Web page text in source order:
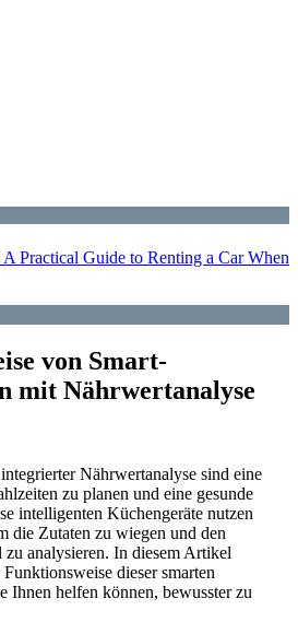
Practical Guide to Renting a Car When
von Smart-
mit Nährwertanalyse
Nährwertanalyse sind eine
zu planen und eine gesunde
intelligenten Küchengeräte nutzen
die Zutaten zu wiegen und den
analysieren. In diesem Artikel
dieser smarten
Ihnen helfen können, bewusster zu